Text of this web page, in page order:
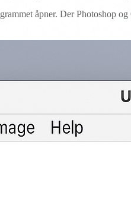
åpner. Der Photoshop